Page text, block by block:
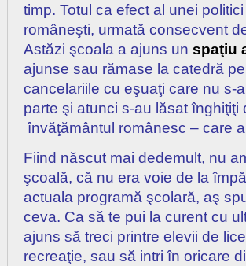
timp. Totul ca efect al unei
româneşti, urmată consecvent
Astăzi şcoala a ajuns un spaţiu
ajunse sau rămase la catedră
cancelariile cu eşuaţi care nu s-
parte şi atunci s-au lăsat
învăţământul românesc – care
Fiind născut mai dedemult, nu
şcoală, că nu era voie de la
actuala programă şcolară, aş
ceva. Ca să te pui la curent cu
ajuns să treci printre elevii de
recreaţie, sau să intri în oricare